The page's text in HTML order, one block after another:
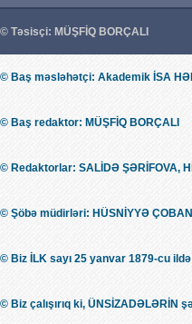
© Təsisçi: MÜŞFİQ BORÇALI
© Baş məsləhətçi: Akademik İSA
© Baş redaktor: MÜŞFİQ BORÇALI
© Redaktorlar: SALİDƏ ŞƏRİFOVA,
© Şöbə müdirləri: HÜSNİYYƏ
© Biz İLK sayı 25 yanvar 1879-cu
© Biz çalışırıq ki, ÜNSİZADƏLƏRİN